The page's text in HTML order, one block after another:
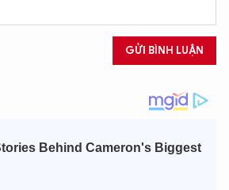
GỬI BÌNH LUẬN